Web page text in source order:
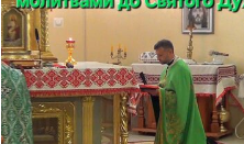
Вечірня з
коліноприклонними